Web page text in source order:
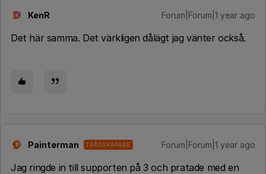
K KenR Forum|Forum|1 year ago
Det här samma. Det värkligen dålägt jag vänter också.
P Painterman TRÅDSKAPARE Forum|Forum|1 year ago
Jag ringde in till supporten på 3 och pratade med en